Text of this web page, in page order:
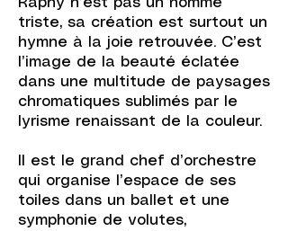
triste, sa création est surtout un
hymne à la joie retrouvée. C’est
l’image de la beauté éclatée
dans une multitude de paysages
chromatiques sublimés par le
lyrisme renaissant de la couleur.
Il est le grand chef d’orchestre
qui organise l’espace de ses
toiles dans un ballet et une
symphonie de volutes,